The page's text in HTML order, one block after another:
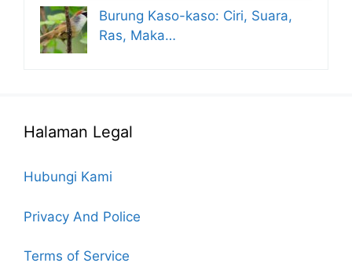
Burung Kaso-kaso: Ciri, Suara,
Ras, Maka…
Halaman Legal
Hubungi Kami
Privacy And Police
Terms of Service